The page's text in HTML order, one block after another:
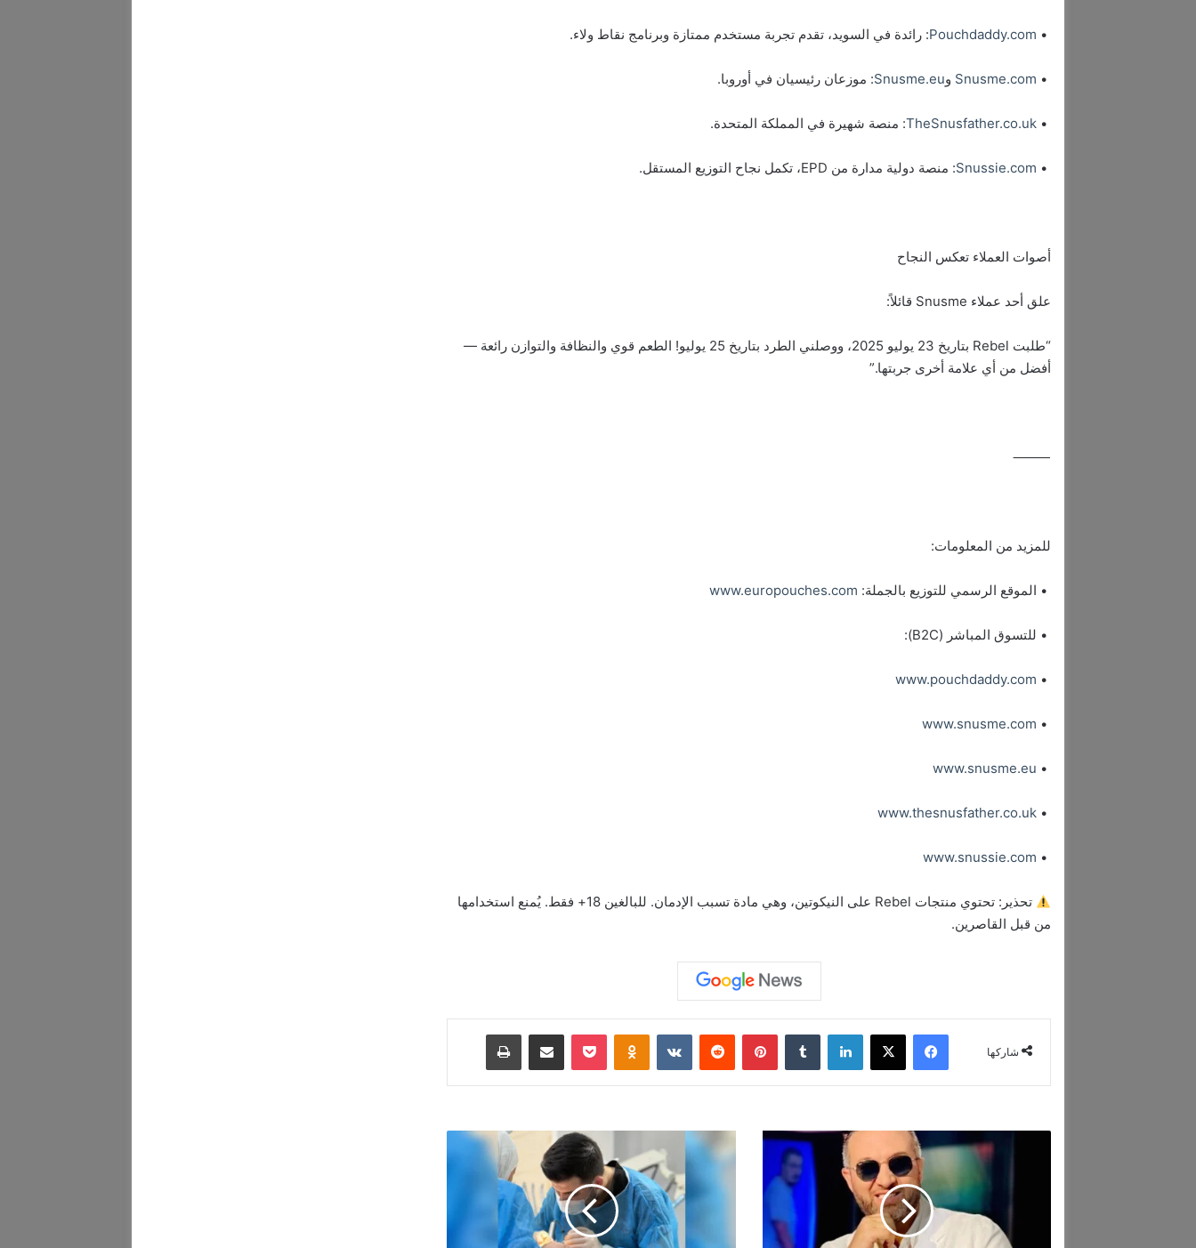
•
Pouchdaddy.com: رائدة في السويد، تقدم تجربة مستخدم ممتازة وبرنامج نقاط ولاء.
•
Snusme.com وSnusme.eu: موزعان رئيسيان في أوروبا.
•
TheSnusfather.co.uk: منصة شهيرة في المملكة المتحدة.
•
Snussie.com: منصة دولية مدارة من EPD، تكمل نجاح التوزيع المستقل.
أصوات العملاء تعكس النجاح
علق أحد عملاء Snusme قائلاً:
“طلبت Rebel بتاريخ 23 يوليو 2025، ووصلني الطرد بتاريخ 25 يوليو! الطعم قوي والنظافة والتوازن رائعة —
أفضل من أي علامة أخرى جربتها.”
⸻
للمزيد من المعلومات:
• الموقع الرسمي للتوزيع بالجملة: www.europouches.com
• للتسوق المباشر (B2C):
•
www.pouchdaddy.com
•
www.snusme.com
•
•
•
www.snussie.com
تحذير: تحتوي منتجات Rebel على النيكوتين، وهي مادة تسبب الإدمان. للبالغين 18+ فقط. يُمنع استخدامها
من قبل القاصرين.
شاركها
فيسبوك ‫X لينكدإن ‏Tumblr بينتيريست ‏Reddit
‏VKontakte
Odnoklassniki
‫Pocket مشاركة عبر البريد طباعة
ك